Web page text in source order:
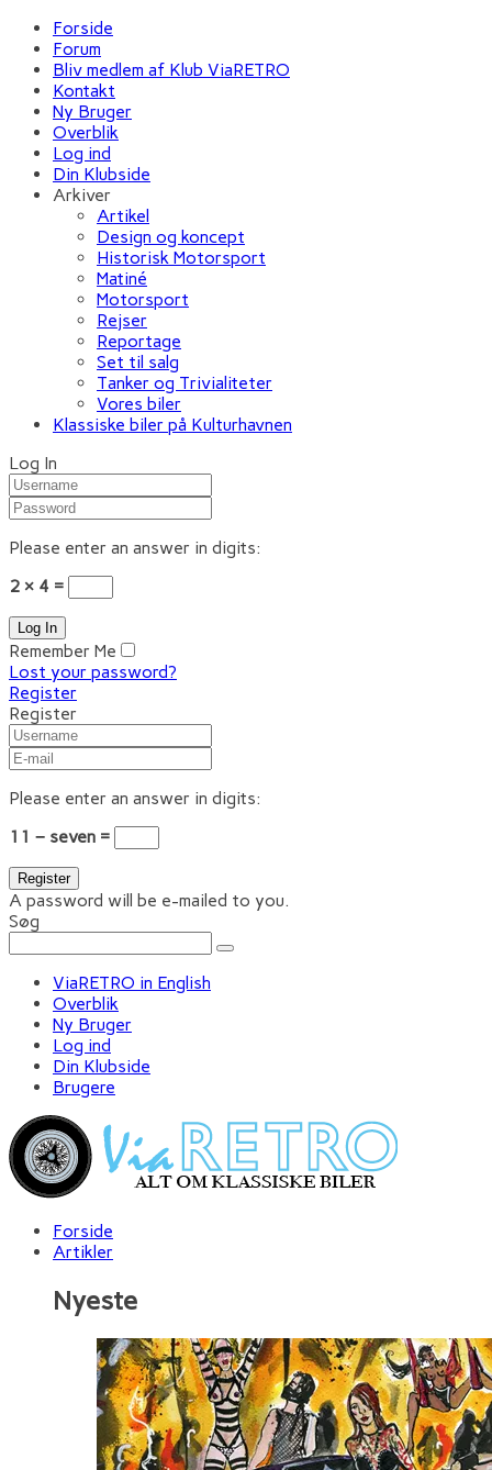
Forside
Forum
Bliv medlem af Klub ViaRETRO
Kontakt
Ny Bruger
Overblik
Log ind
Din Klubside
Arkiver
Artikel
Design og koncept
Historisk Motorsport
Matiné
Motorsport
Rejser
Reportage
Set til salg
Tanker og Trivialiteter
Vores biler
Klassiske biler på Kulturhavnen
Log In
Please enter an answer in digits:
2 × 4 =
Remember Me
Lost your password?
Register
Register
Please enter an answer in digits:
11 − seven =
A password will be e-mailed to you.
Søg
ViaRETRO in English
Overblik
Ny Bruger
Log ind
Din Klubside
Brugere
Forside
Artikler
Nyeste